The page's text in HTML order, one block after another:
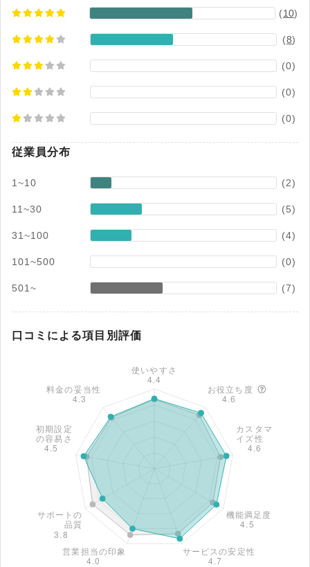
(10)
(8)
(0)
(0)
(0)
従業員分布
1~10 (2)
11~30 (5)
31~100 (4)
101~500 (0)
501~ (7)
口コミによる項目別評価